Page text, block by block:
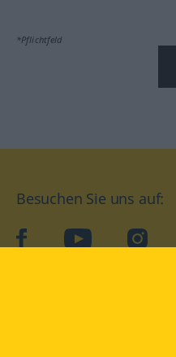
*Pflichtfeld
Besuchen Sie uns auf:
facebookYouTube